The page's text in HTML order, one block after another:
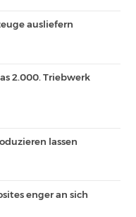
ausliefern
2.000. Triebwerk
lassen
enger an sich